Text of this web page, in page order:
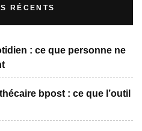
RÉCENTS
: ce que personne ne
bpost : ce que l’outil